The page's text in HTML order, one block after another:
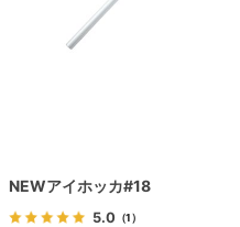
NEWアイホッカ#18
5.0 （1）